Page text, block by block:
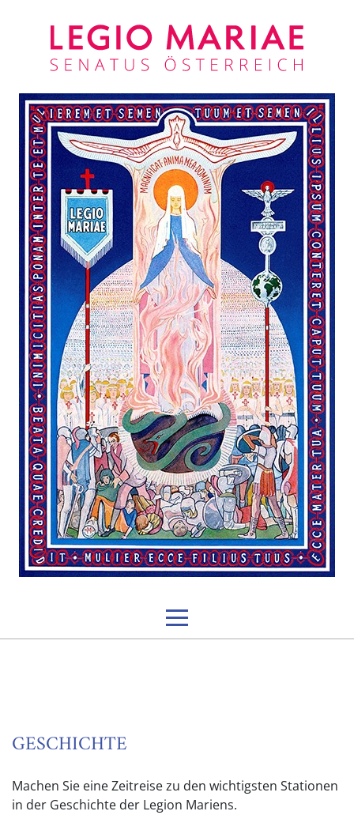
GESCHICHTE
Machen Sie eine Zeitreise zu den wichtigsten Stationen
in der Geschichte der Legion Mariens.